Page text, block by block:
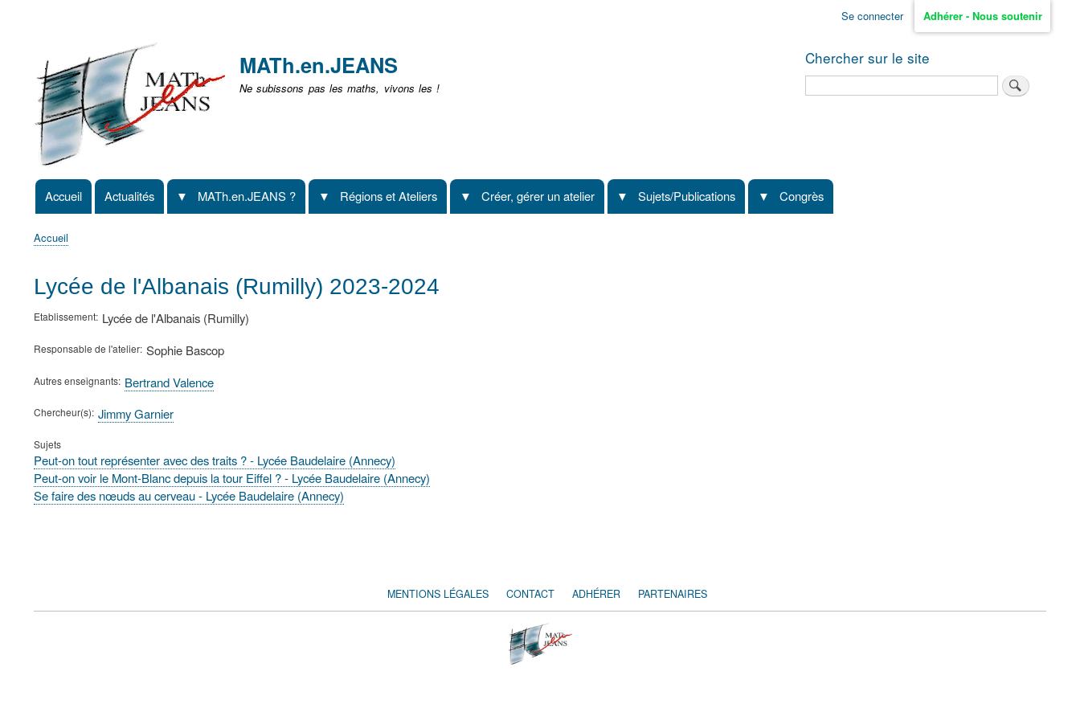
non
identifié
Se connecter Adhérer - Nous soutenir
MATh.en.JEANS
Ne subissons pas les maths, vivons les !
Chercher sur le site
Navigation
principale
Accueil Actualités MATh.en.JEANS ? Régions et Ateliers Créer, gérer un atelier Sujets/Publications Congrès
d'Ariane
Accueil
Lycée de l'Albanais (Rumilly) 2023-2024
Etablissement Lycée de l'Albanais (Rumilly)
Responsable de l'atelier Sophie Bascop
Autres enseignants Bertrand Valence
Chercheur(s) Jimmy Garnier
Sujets
Peut-on tout représenter avec des traits ? - Lycée Baudelaire (Annecy)
Peut-on voir le Mont-Blanc depuis la tour Eiffel ? - Lycée Baudelaire (Annecy)
Se faire des nœuds au cerveau - Lycée Baudelaire (Annecy)
FOOTER
MENTIONS LÉGALES CONTACT ADHÉRER PARTENAIRES